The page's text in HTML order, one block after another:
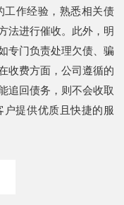
工作经验，熟悉相关债
法进行催收。此外，明
专门负责处理欠债、骗
收费方面，公司遵循的
追回债务，则不会收取
提供优质且快捷的服